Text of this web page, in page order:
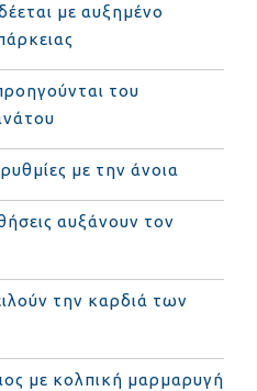
με αυξημένο
του
με την άνοια
αυξάνουν τον
την καρδιά των
με κολπική μαρμαρυγή